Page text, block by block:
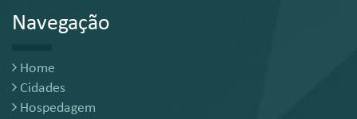
Navegação
Home
Cidades
Hospedagem